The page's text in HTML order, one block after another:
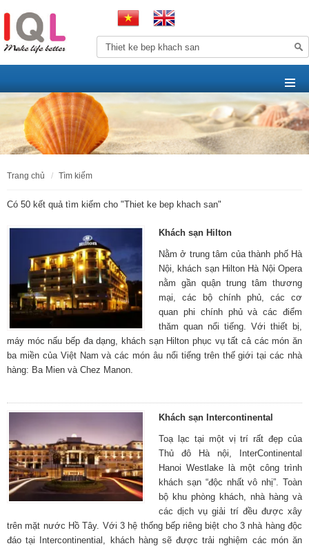
trang chủ tìm kiếm
Có 50 kết quả tìm kiếm cho "Thiet ke bep khach san"
Khách sạn Hilton
Nằm ở trung tâm của thành phố Hà
Nội, khách sạn Hilton Hà Nội Opera
nằm gần quận trung tâm thương
mại, các bộ chính phủ, các cơ
quan phi chính phủ và các điểm
thăm quan nổi tiếng. Với thiết bị,
máy móc nấu bếp đa dạng, khách sạn Hilton phục vụ tất cả các món ăn
ba miền của Việt Nam và các món âu nổi tiếng trên thế giới tại các nhà
hàng: Ba Mien và Chez Manon.
Khách sạn Intercontinental
Toạ lạc tại một vị trí rất đẹp của
Thủ đô Hà nội, InterContinental
Hanoi Westlake là một công trình
khách sạn “độc nhất vô nhị”. Toàn
bộ khu phòng khách, nhà hàng và
các dịch vụ giải trí đều được xây
trên mặt nước Hồ Tây. Với 3 hệ thống bếp riêng biệt cho 3 nhà hàng độc
đáo tại Intercontinential, khách hàng sẽ được trải nghiệm các món ăn